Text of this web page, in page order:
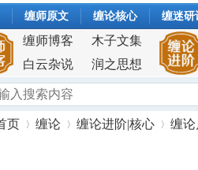
缠师原文 缠论核心 缠迷研
缠师博客
木子文集
白云杂说
润之思想
页 缠论 缠论进阶|核心 缠论